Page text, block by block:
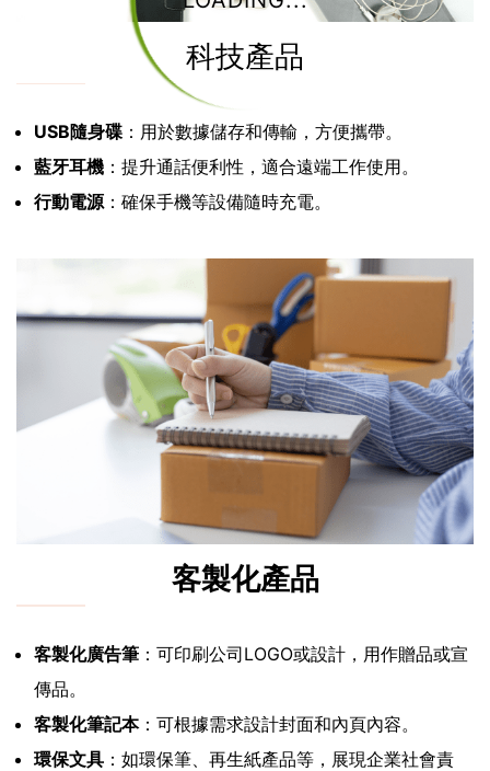
科技產品
USB隨身碟 ：用於數據儲存和傳輸，方便攜帶。
藍牙耳機 ：提升通話便利性，適合遠端工作使用。
行動電源：確保手機等設備隨時充電。
客製化產品
客製化廣告筆 ：可印刷公司LOGO或設計，用作贈品或宣
傳品。
客製化筆記本：可根據需求設計封面和內頁內容。
環保文具 ：如環保筆、再生紙產品等，展現企業社會責